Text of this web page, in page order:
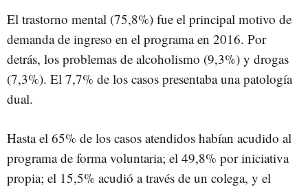
El trastorno mental (75,8%) fue el principal motivo de
demanda de ingreso en el programa en 2016. Por
detrás, los problemas de alcoholismo (9,3%) y drogas
(7,3%). El 7,7% de los casos presentaba una patología
dual.
Hasta el 65% de los casos atendidos habían acudido al
programa de forma voluntaria; el 49,8% por iniciativa
propia; el 15,5% acudió a través de un colega, y el